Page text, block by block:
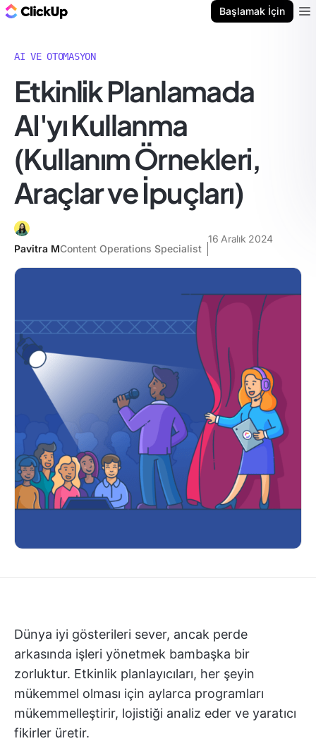
Başlamak İçin
AI VE OTOMASYON
Etkinlik Planlamada
AI'yı Kullanma
(Kullanım Örnekleri,
Araçlar ve İpuçları)
Pavitra MContent Operations Specialist
16 Aralık 2024
Dünya iyi gösterileri sever, ancak perde
arkasında işleri yönetmek bambaşka bir
zorluktur. Etkinlik planlayıcıları, her şeyin
mükemmel olması için aylarca programları
mükemmelleştirir, lojistiği analiz eder ve yaratıcı
fikirler üretir.